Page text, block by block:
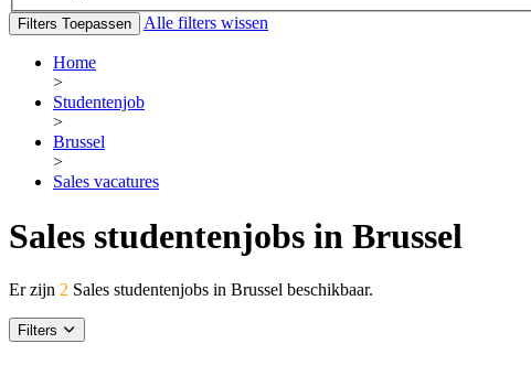
Filters Toepassen Alle filters wissen
Home
>
Studentenjob
>
Brussel
>
Sales vacatures
Sales studentenjobs in Brussel
Er zijn 2 Sales studentenjobs in Brussel beschikbaar.
Filters